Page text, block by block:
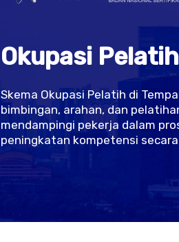
Okupasi Pelatih
Skema Okupasi Pelatih di
bimbingan, arahan, dan
mendampingi pekerja dalam
peningkatan kompetensi